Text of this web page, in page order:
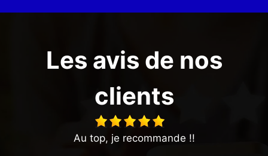
Les avis de nos
clients
Au top, je recommande !!